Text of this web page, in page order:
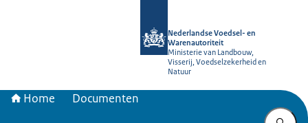
Nederlandse Voedsel- en
Warenautoriteit
Ministerie van Landbouw,
Visserij, Voedselzekerheid en
Natuur
Home Documenten